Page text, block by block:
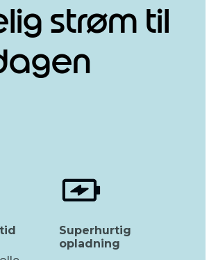
strøm til
Superhurtig
opladning